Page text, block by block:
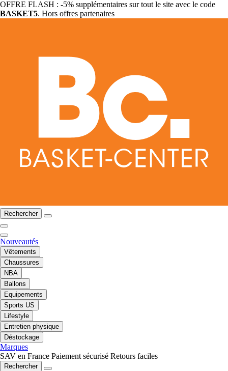
OFFRE FLASH : -5% supplémentaires sur tout le site avec le code
BASKET5. Hors offres partenaires
Rechercher
Nouveautés
Vêtements
Chaussures
NBA
Ballons
Equipements
Sports US
Lifestyle
Entretien physique
Déstockage
Marques
SAV en France Paiement sécurisé Retours faciles
Rechercher